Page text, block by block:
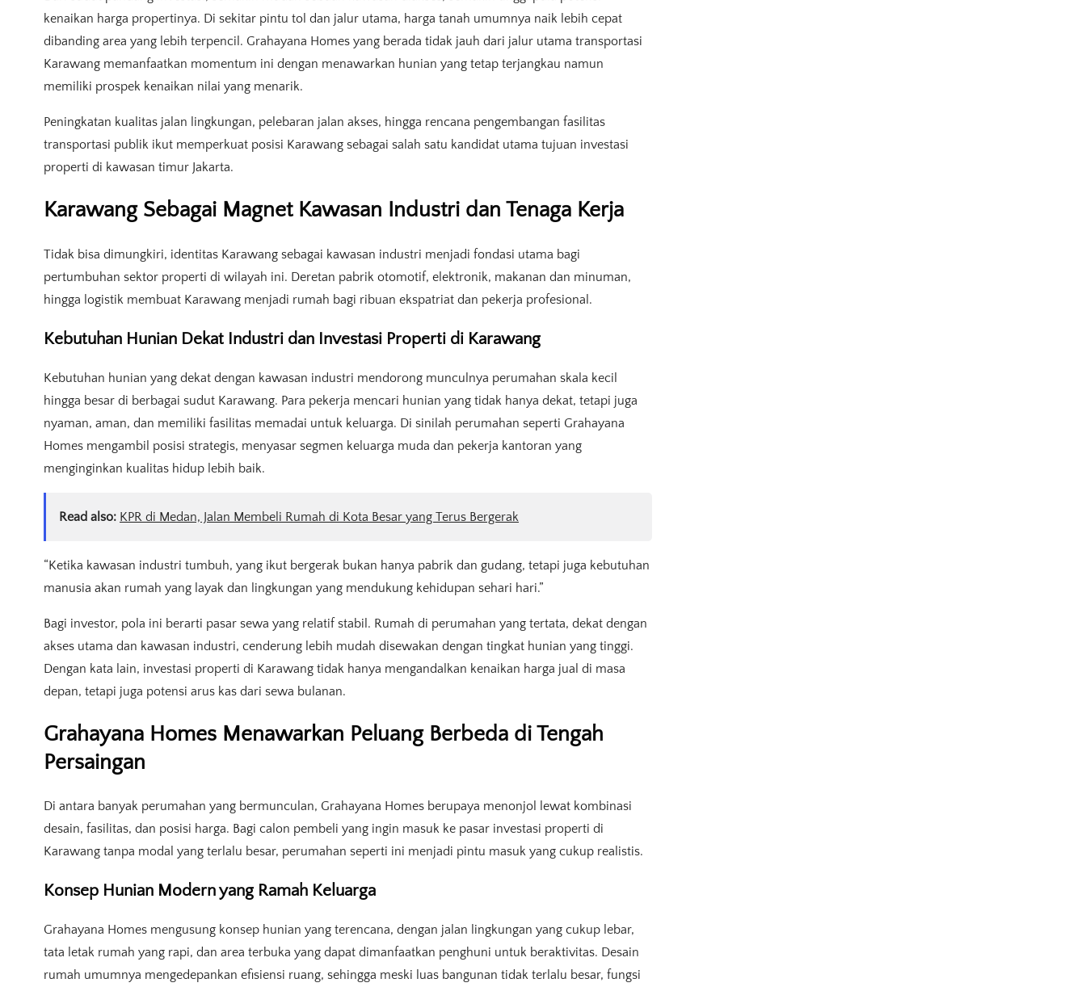
kenaikan harga propertinya. Di sekitar pintu tol dan jalur utama, harga tanah umumnya naik lebih cepat
dibanding area yang lebih terpencil. Grahayana Homes yang berada tidak jauh dari jalur utama transportasi
Karawang memanfaatkan momentum ini dengan menawarkan hunian yang tetap terjangkau namun
memiliki prospek kenaikan nilai yang menarik.
Peningkatan kualitas jalan lingkungan, pelebaran jalan akses, hingga rencana pengembangan fasilitas
transportasi publik ikut memperkuat posisi Karawang sebagai salah satu kandidat utama tujuan investasi
properti di kawasan timur Jakarta.
Karawang Sebagai Magnet Kawasan Industri dan Tenaga Kerja
Tidak bisa dimungkiri, identitas Karawang sebagai kawasan industri menjadi fondasi utama bagi
pertumbuhan sektor properti di wilayah ini. Deretan pabrik otomotif, elektronik, makanan dan minuman,
hingga logistik membuat Karawang menjadi rumah bagi ribuan ekspatriat dan pekerja profesional.
Kebutuhan Hunian Dekat Industri dan Investasi Properti di Karawang
Kebutuhan hunian yang dekat dengan kawasan industri mendorong munculnya perumahan skala kecil
hingga besar di berbagai sudut Karawang. Para pekerja mencari hunian yang tidak hanya dekat, tetapi juga
nyaman, aman, dan memiliki fasilitas memadai untuk keluarga. Di sinilah perumahan seperti Grahayana
Homes mengambil posisi strategis, menyasar segmen keluarga muda dan pekerja kantoran yang
menginginkan kualitas hidup lebih baik.
Read also: KPR di Medan, Jalan Membeli Rumah di Kota Besar yang Terus Bergerak
“Ketika kawasan industri tumbuh, yang ikut bergerak bukan hanya pabrik dan gudang, tetapi juga kebutuhan
manusia akan rumah yang layak dan lingkungan yang mendukung kehidupan sehari hari.”
Bagi investor, pola ini berarti pasar sewa yang relatif stabil. Rumah di perumahan yang tertata, dekat dengan
akses utama dan kawasan industri, cenderung lebih mudah disewakan dengan tingkat hunian yang tinggi.
Dengan kata lain, investasi properti di Karawang tidak hanya mengandalkan kenaikan harga jual di masa
depan, tetapi juga potensi arus kas dari sewa bulanan.
Grahayana Homes Menawarkan Peluang Berbeda di Tengah
Persaingan
Di antara banyak perumahan yang bermunculan, Grahayana Homes berupaya menonjol lewat kombinasi
desain, fasilitas, dan posisi harga. Bagi calon pembeli yang ingin masuk ke pasar investasi properti di
Karawang tanpa modal yang terlalu besar, perumahan seperti ini menjadi pintu masuk yang cukup realistis.
Konsep Hunian Modern yang Ramah Keluarga
Grahayana Homes mengusung konsep hunian yang terencana, dengan jalan lingkungan yang cukup lebar,
tata letak rumah yang rapi, dan area terbuka yang dapat dimanfaatkan penghuni untuk beraktivitas. Desain
rumah umumnya mengedepankan efisiensi ruang, sehingga meski luas bangunan tidak terlalu besar, fungsi